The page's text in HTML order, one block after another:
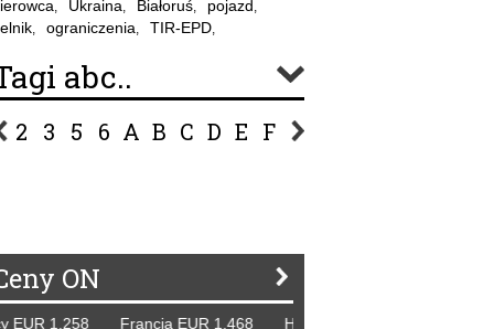
, Ukraina, Białoruś, pojazd,
, ograniczenia, TIR-EPD,
abc..
2 3 5 6 A B C D E F G
ON
1,258 Francja EUR 1,468 Hiszpania EUR 1,229 WB